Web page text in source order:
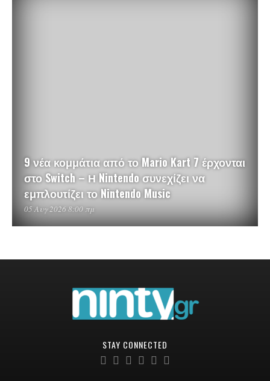
9 νέα κομμάτια από το Mario Kart 7 έρχονται
στο Switch – Η Nintendo συνεχίζει να
εμπλουτίζει το Nintendo Music
05 Αυγ 2026 8:00 πμ
STAY CONNECTED